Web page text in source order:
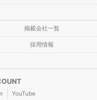
掲載会社一覧
採用情報
YouTube